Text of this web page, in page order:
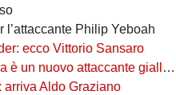
Philip Yeboah
ecco Vittorio Sansaro
nuovo attaccante gialloblù
arriva Aldo Graziano